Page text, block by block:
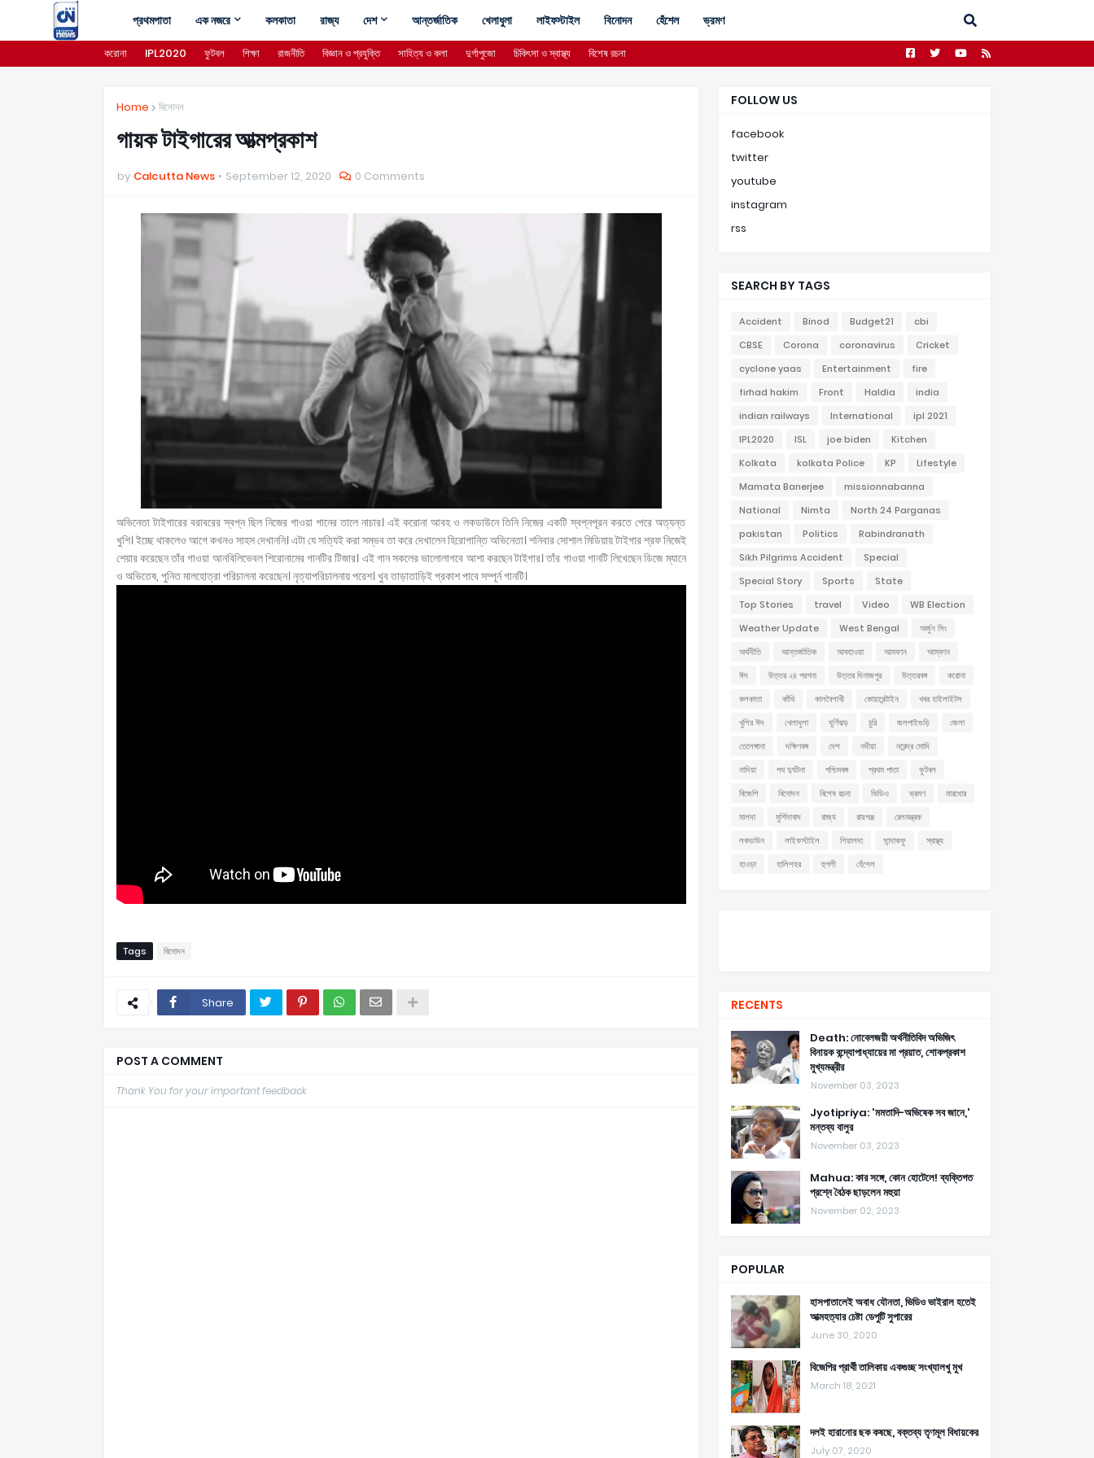
প্রথমপাতা এক নজরে কলকাতা রাজ্য দেশ আন্তর্জাতিক খেলাধুলা লাইফস্টাইল বিনোদন হেঁশেল ভ্রমণ
করোনা IPL2020 ফুটবল শিক্ষা রাজনীতি বিজ্ঞান ও প্রযুক্তি সাহিত্য ও কলা দুর্গাপুজো চিকিৎসা ও স্বাস্থ্য বিশেষ রচনা
Home বিনোদন
গায়ক টাইগারের আত্মপ্রকাশ
by Calcutta News September 12, 2020 0 Comments
অভিনেতা টাইগারের বরাবরের স্বপ্ন ছিল নিজের গাওয়া গানের তালে নাচার। এই করোনা আবহ ও লকডাউনে তিনি নিজের একটি স্বপ্নপূরন করতে পেরে অত্যন্ত
খুশি। ইচ্ছে থাকলেও আগে কখনও সাহস দেখাননি। এটা যে সত্যিই করা সম্ভব তা করে দেখালেন হিরোপান্তি অভিনেতা। শনিবার সোশাল মিডিয়ায় টাইগার শ্রফ নিজেই
শেয়ার করেছেন তাঁর গাওয়া আনবিলিভেবল শিরোনামের গানটির টিজার। এই গান সকলের ভালোলাগবে আশা করছেন টাইগার। তাঁর গাওয়া গানটি লিখেছেন ডিজে ম্যানে
ও অভিতেষ, পুনিত মালহোত্রা পরিচালনা করেছেন। নৃত্যাপরিচালনায় পরেশ। খুব তাড়াতাড়িই প্রকাশ পাবে সম্পূর্ন গানটি।
Tags বিনোদন
Share
POST A COMMENT
Thank You for your important feedback
FOLLOW US
facebook
twitter
youtube
instagram
rss
SEARCH BY TAGS
Accident Binod Budget21
cbi
CBSE
Corona coronavirus
Cricket
cyclone yaas
Entertainment
fire
firhad hakim
Front Haldia
india
indian railways
International
ipl 2021
IPL2020
ISL joe biden
Kitchen
Kolkata
kolkata Police KP
Lifestyle
Mamata Banerjee
missionnabanna
National
Nimta
North 24 Parganas
pakistan
Politics
Rabindranath
Sikh Pilgrims Accident
Special
Special Story
Sports
State
Top Stories
travel Video
WB Election
Weather Update
West Bengal
অর্জুন সিং
অর্থনীতি
আন্তর্জাতিক আবহাওয়া আমফান
আম্ফান
ঈদ
উত্তর ২৪ পরগনা উত্তর দিনাজপুর উত্তরবঙ্গ
করোনা
কলকাতা
কাঁথি কালবৈশাখী কোয়ারেন্টাইন
খবর হাইলাইটস
খুশির ঈদ
খেলাধুলা ঘূর্ণিঝড় চুরি জলপাইগুড়ি
জেলা
তেলেঙ্গানা
দক্ষিণবঙ্গ দেশ নদীয়া
নরেন্দ্র মোদি
নাদিয়া
পথ দুর্ঘটনা পশ্চিমবঙ্গ প্রথম পাতা
ফুটবল
বিজেপি
বিনোদন বিশেষ রচনা ভিডিও ভ্রমণ
মারধোর
মালদা
মুর্শিদাবাদ রাজ্য রায়গঞ্জ
রেলমন্ত্রক
লকডাউন
লাইফস্টাইল শিয়ালদা সান্দাকফু
স্বাস্থ্য
হাওড়া
হালিশহর হুগলী হেঁশেল
RECENTS
Death: নোবেলজয়ী অর্থনীতিবিদ অভিজিৎ
বিনায়ক বন্দ্যোপাধ্যায়ের মা প্রয়াত, শোকপ্রকাশ
মুখ্যমন্ত্রীর
November 03, 2023
Jyotipriya: 'মমতাদি-অভিষেক সব জানে,'
মন্তব্য বালুর
November 03, 2023
Mahua: কার সঙ্গে, কোন হোটেলে! ব্যক্তিগত
প্রশ্নে বৈঠক ছাড়লেন মহুয়া
November 02, 2023
POPULAR
হাসপাতালেই অবাধ যৌনতা, ভিডিও ভাইরাল হতেই
আত্মহত্যার চেষ্টা ডেপুটি সুপারের
June 30, 2020
বিজেপির প্রার্থী তালিকায় একগুচ্ছ সংখ্যালখু মুখ
March 18, 2021
দলই হারানোর ছক কষছে, বক্তব্য তৃণমূল বিধায়কের
July 07, 2020